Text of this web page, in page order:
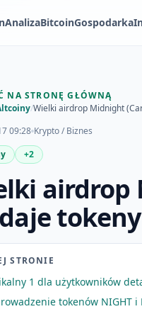
AnalizaBitcoinGospodarka
NA STRONĘ GŁÓWNĄ
/Wielki airdrop Midnight
09:28 Krypto / Biznes
+2
airdrop
STRONIE
1 dla użytkowników
tokenów NIGHT i